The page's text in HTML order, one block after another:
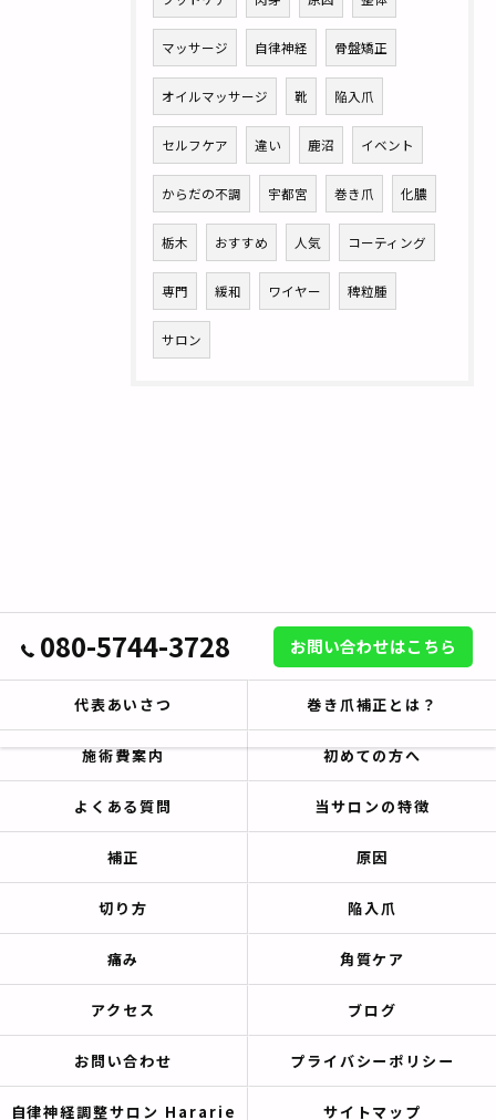
マッサージ 自律神経 骨盤矯正
オイルマッサージ 靴 陥入爪
セルフケア 違い 鹿沼 イベント
からだの不調 宇都宮 巻き爪 化膿
栃木 おすすめ 人気 コーティング
専門 緩和 ワイヤー 稗粒腫
サロン
080-5744-3728 お問い合わせはこちら
代表あいさつ 巻き爪補正とは？
施術費案内 初めての方へ
よくある質問 当サロンの特徴
補正 原因
切り方 陥入爪
痛み 角質ケア
アクセス ブログ
お問い合わせ プライバシーポリシー
自律神経調整サロン Hararie サイトマップ